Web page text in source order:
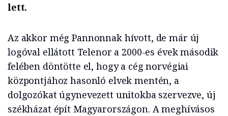
lett.
Az akkor még Pannonnak hívott, de már új
logóval ellátott Telenor a 2000-es évek második
felében döntötte el, hogy a cég norvégiai
központjához hasonló elvek mentén, a
dolgozókat úgynevezett unitokba szervezve, új
székházat épít Magyarországon. A meghívásos